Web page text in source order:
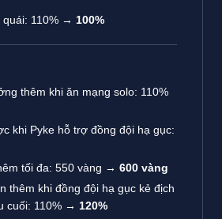
110% → 100%
thêm khi ăn mạng solo: 110%
khi Pyke hỗ trợ đồng đội hạ gục:
tối đa: 550 vàng → 600 vàng
thêm khi đồng đội hạ gục kẻ địch
cuối: 110% → 120%